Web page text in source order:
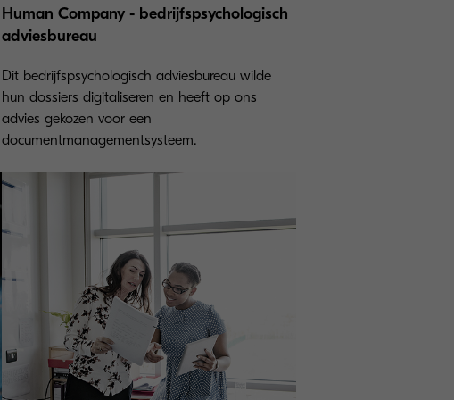
Human Company - bedrijfspsychologisch
adviesbureau
Dit bedrijfspsychologisch adviesbureau wilde
hun dossiers digitaliseren en heeft op ons
advies gekozen voor een
documentmanagementsysteem.